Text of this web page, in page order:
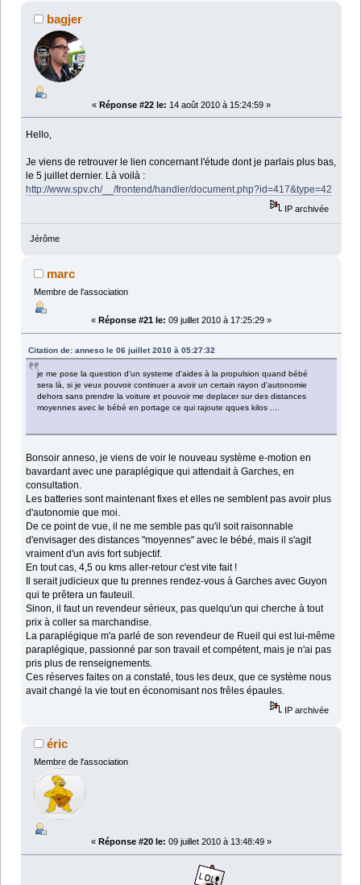
bagjer
« Réponse #22 le: 14 août 2010 à 15:24:59 »
Hello,
Je viens de retrouver le lien concernant l'étude dont je parlais plus bas,
le 5 juillet dernier. Là voilà :
http://www.spv.ch/__/frontend/handler/document.php?id=417&type=42
IP archivée
Jérôme
marc
Membre de l'association
« Réponse #21 le: 09 juillet 2010 à 17:25:29 »
Citation de: anneso le 06 juillet 2010 à 05:27:32
je me pose la question d'un systeme d'aides à la propulsion quand bébé
sera là, si je veux pouvoir continuer a avoir un certain rayon d'autonomie
dehors sans prendre la voiture et pouvoir me deplacer sur des distances
moyennes avec le bébé en portage ce qui rajoute qques kilos ....
Bonsoir anneso, je viens de voir le nouveau système e-motion en
bavardant avec une paraplégique qui attendait à Garches, en
consultation.
Les batteries sont maintenant fixes et elles ne semblent pas avoir plus
d'autonomie que moi.
De ce point de vue, il ne me semble pas qu'il soit raisonnable
d'envisager des distances "moyennes" avec le bébé, mais il s'agit
vraiment d'un avis fort subjectif.
En tout cas, 4,5 ou kms aller-retour c'est vite fait !
Il serait judicieux que tu prennes rendez-vous à Garches avec Guyon
qui te prêtera un fauteuil.
Sinon, il faut un revendeur sérieux, pas quelqu'un qui cherche à tout
prix à coller sa marchandise.
La paraplégique m'a parlé de son revendeur de Rueil qui est lui-même
paraplégique, passionné par son travail et compétent, mais je n'ai pas
pris plus de renseignements.
Ces réserves faites on a constaté, tous les deux, que ce système nous
avait changé la vie tout en économisant nos frêles épaules.
IP archivée
éric
Membre de l'association
« Réponse #20 le: 09 juillet 2010 à 13:48:49 »